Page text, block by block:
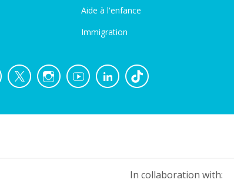
Aide à l'enfance
Immigration
In collaboration with: